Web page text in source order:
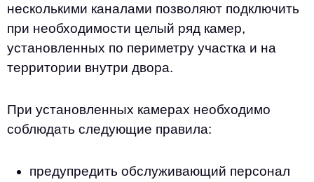
несколькими каналами позволяют подключить
при необходимости целый ряд камер,
установленных по периметру участка и на
территории внутри двора.
При установленных камерах необходимо
соблюдать следующие правила:
предупредить обслуживающий персонал